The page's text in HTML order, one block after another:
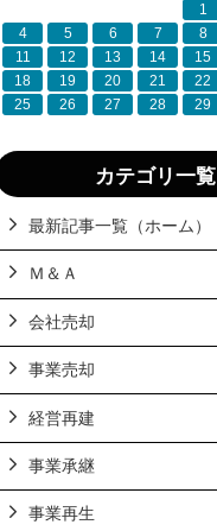
1
4
5 6 7 8
11
12 13 14 15
18
19 20 21 22
25
26 27 28 29
カテゴリ一覧
最新記事一覧（ホーム）
Ｍ＆Ａ
会社売却
事業売却
経営再建
事業承継
事業再生